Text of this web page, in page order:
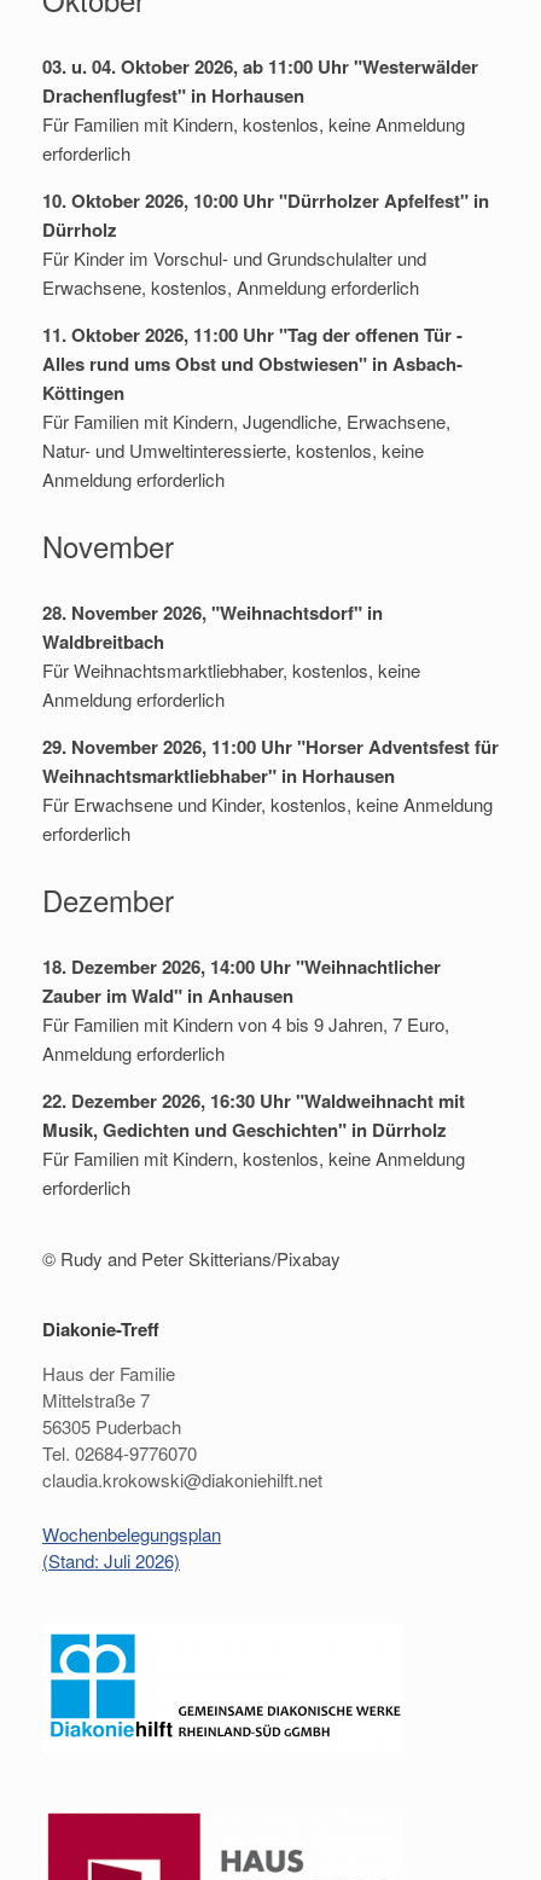
03. u. 04. Oktober 2026, ab 11:00 Uhr "Westerwälder
Drachenflugfest" in Horhausen
Für Familien mit Kindern, kostenlos, keine Anmeldung
erforderlich
10. Oktober 2026, 10:00 Uhr "Dürrholzer Apfelfest" in
Dürrholz
Für Kinder im Vorschul- und Grundschulalter und
Erwachsene, kostenlos, Anmeldung erforderlich
11. Oktober 2026, 11:00 Uhr "Tag der offenen Tür -
Alles rund ums Obst und Obstwiesen" in Asbach-
Köttingen
Für Familien mit Kindern, Jugendliche, Erwachsene,
Natur- und Umweltinteressierte, kostenlos, keine
Anmeldung erforderlich
November
28. November 2026, "Weihnachtsdorf" in
Waldbreitbach
Für Weihnachtsmarktliebhaber, kostenlos, keine
Anmeldung erforderlich
29. November 2026, 11:00 Uhr "Horser Adventsfest für
Weihnachtsmarktliebhaber" in Horhausen
Für Erwachsene und Kinder, kostenlos, keine Anmeldung
erforderlich
Dezember
18. Dezember 2026, 14:00 Uhr "Weihnachtlicher
Zauber im Wald" in Anhausen
Für Familien mit Kindern von 4 bis 9 Jahren, 7 Euro,
Anmeldung erforderlich
22. Dezember 2026, 16:30 Uhr "Waldweihnacht mit
Musik, Gedichten und Geschichten" in Dürrholz
Für Familien mit Kindern, kostenlos, keine Anmeldung
erforderlich
© Rudy and Peter Skitterians/Pixabay
Diakonie-Treff
Haus der Familie
Mittelstraße 7
56305 Puderbach
Tel. 02684-9776070
claudia.krokowski@diakoniehilft.net
Wochenbelegungsplan
(Stand: Juli 2026)